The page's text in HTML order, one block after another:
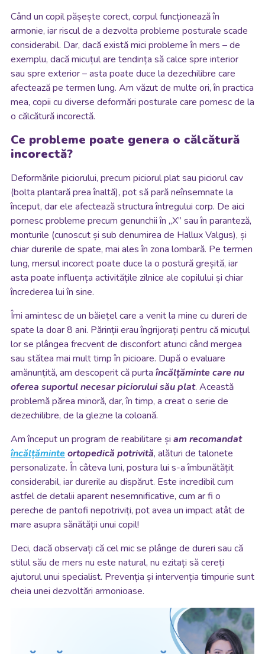
Când un copil pășește corect, corpul funcționează în
armonie, iar riscul de a dezvolta probleme posturale scade
considerabil. Dar, dacă există mici probleme în mers – de
exemplu, dacă micuțul are tendința să calce spre interior
sau spre exterior – asta poate duce la dezechilibre care
afectează pe termen lung. Am văzut de multe ori, în practica
mea, copii cu diverse deformări posturale care pornesc de la
o călcătură incorectă.
Ce probleme poate genera o călcătură
incorectă?
Deformările piciorului, precum piciorul plat sau piciorul cav
(bolta plantară prea înaltă), pot să pară neînsemnate la
început, dar ele afectează structura întregului corp. De aici
pornesc probleme precum genunchii în „X” sau în paranteză,
monturile (cunoscut și sub denumirea de Hallux Valgus), și
chiar durerile de spate, mai ales în zona lombară. Pe termen
lung, mersul incorect poate duce la o postură greșită, iar
asta poate influența activitățile zilnice ale copilului și chiar
încrederea lui în sine.
Îmi amintesc de un băiețel care a venit la mine cu dureri de
spate la doar 8 ani. Părinții erau îngrijorați pentru că micuțul
lor se plângea frecvent de disconfort atunci când mergea
sau stătea mai mult timp în picioare. După o evaluare
amănunțită, am descoperit că purta încălțăminte care nu
oferea suportul necesar piciorului său plat. Această
problemă părea minoră, dar, în timp, a creat o serie de
dezechilibre, de la glezne la coloană.
Am început un program de reabilitare și am recomandat
încălțăminteortopedică potrivită, alături de talonete
personalizate. În câteva luni, postura lui s-a îmbunătățit
considerabil, iar durerile au dispărut. Este incredibil cum
astfel de detalii aparent nesemnificative, cum ar fi o
pereche de pantofi nepotriviți, pot avea un impact atât de
mare asupra sănătății unui copil!
Deci, dacă observați că cel mic se plânge de dureri sau că
stilul său de mers nu este natural, nu ezitați să cereți
ajutorul unui specialist. Prevenția și intervenția timpurie sunt
cheia unei dezvoltări armonioase.